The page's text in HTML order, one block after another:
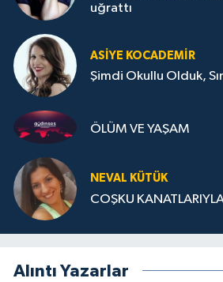
uğrattı
ASIYE KOCADEMİR
Şimdi Okullu Olduk,
ÖLÜM VE YAŞAM
NEVAL KÜTÜK
COŞKU
Alıntı Yazarlar